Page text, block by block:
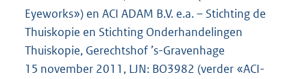
Eyeworks») en ACI ADAM B.V. e.a. – Stichting de
Thuiskopie en Stichting Onderhandelingen
Thuiskopie, Gerechtshof ’s-Gravenhage
15 november 2011, LJN: BO3982 (verder «ACI-